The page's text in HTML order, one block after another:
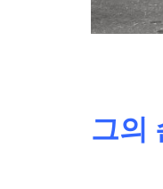
그의